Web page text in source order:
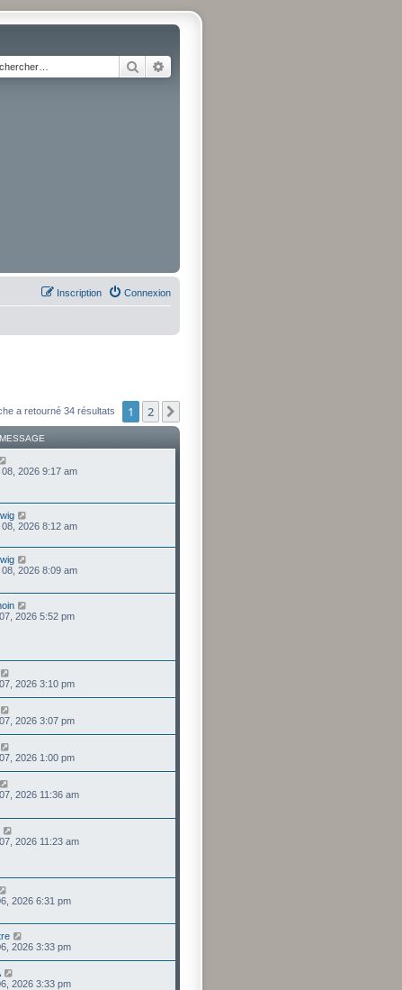
Rechercher
Connexion
Inscription
a retourné 34 résultats 1 2
2026 9:17 am
2026 8:12 am
2026 8:09 am
2026 5:52 pm
2026 3:10 pm
2026 3:07 pm
2026 1:00 pm
2026 11:36 am
2026 11:23 am
2026 6:31 pm
2026 3:33 pm
2026 3:33 pm